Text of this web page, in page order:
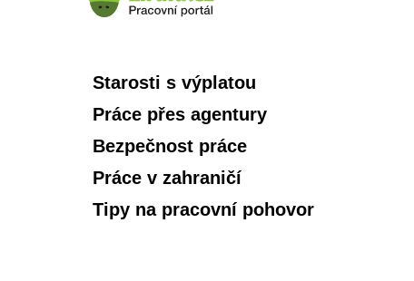
Starosti s výplatou
Práce přes agentury
Bezpečnost práce
Práce v zahraničí
Tipy na pracovní pohovor